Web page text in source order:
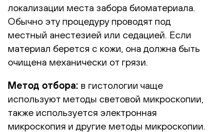
локализации места забора биоматериала.
Обычно эту процедуру проводят под
местный анестезией или седацией. Если
материал берется с кожи, она должна быть
очищена механически от грязи.
Метод отбора: в гистологии чаще
используют методы световой микроскопии,
также используется электронная
микроскопия и другие методы микроскопии.